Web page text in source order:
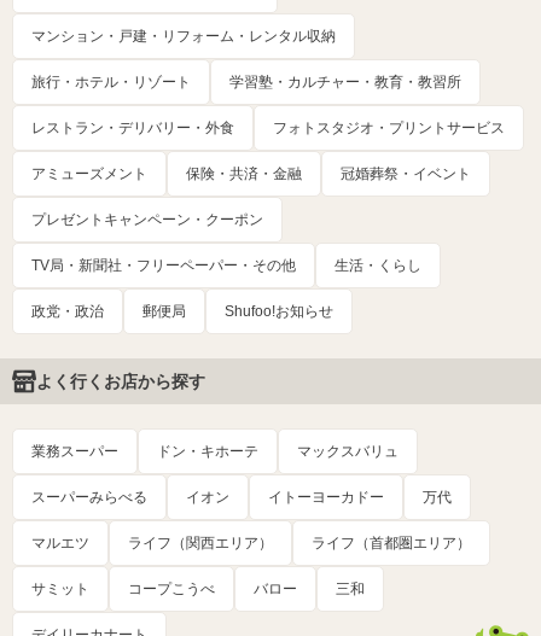
マンション・戸建・リフォーム・レンタル収納
旅行・ホテル・リゾート 学習塾・カルチャー・教育・教習所
レストラン・デリバリー・外食 フォトスタジオ・プリントサービス
アミューズメント 保険・共済・金融 冠婚葬祭・イベント
プレゼントキャンペーン・クーポン
TV局・新聞社・フリーペーパー・その他 生活・くらし
政党・政治 郵便局 Shufoo!お知らせ
よく行くお店から探す
業務スーパー ドン・キホーテ マックスバリュ
スーパーみらべる イオン イトーヨーカドー 万代
マルエツ ライフ（関西エリア） ライフ（首都圏エリア）
サミット コープこうべ バロー 三和